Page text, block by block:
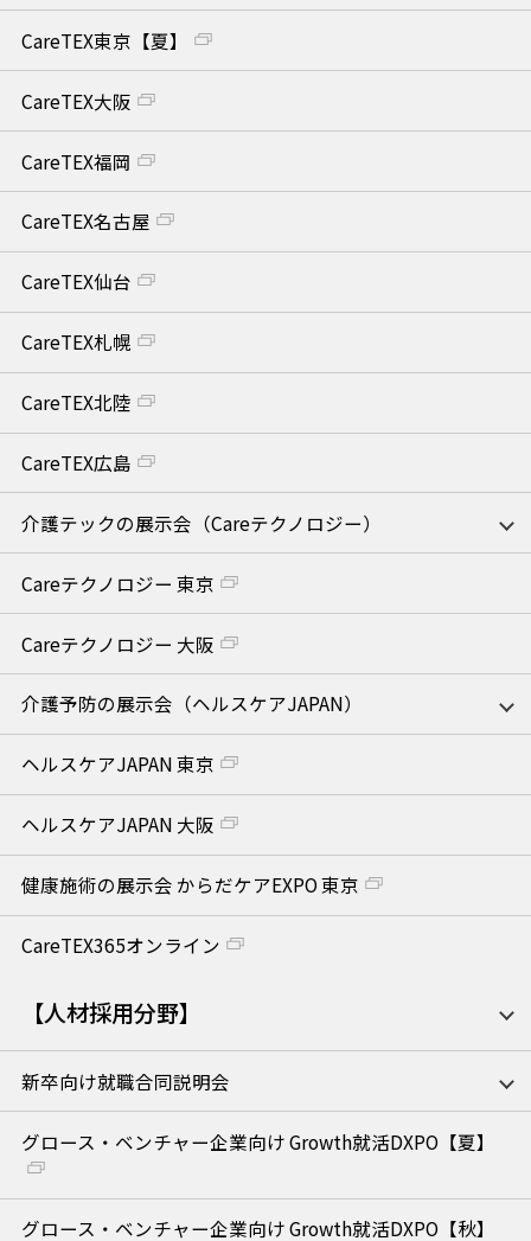
CareTEX東京【夏】
CareTEX大阪
CareTEX福岡
CareTEX名古屋
CareTEX仙台
CareTEX札幌
CareTEX北陸
CareTEX広島
介護テックの展示会（Careテクノロジー）
Careテクノロジー 東京
Careテクノロジー 大阪
介護予防の展示会（ヘルスケアJAPAN）
ヘルスケアJAPAN 東京
ヘルスケアJAPAN 大阪
健康施術の展示会 からだケアEXPO 東京
CareTEX365オンライン
【人材採用分野】
新卒向け就職合同説明会
グロース・ベンチャー企業向け Growth就活DXPO【夏】
グロース・ベンチャー企業向け Growth就活DXPO【秋】